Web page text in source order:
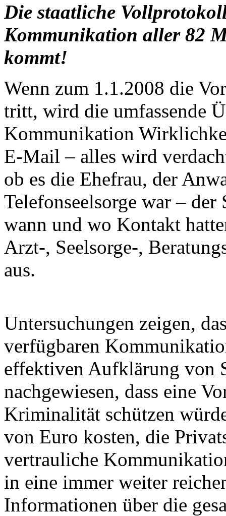
Die staatliche
Kommunikation aller 82
kommt!
Wenn zum 1.1.2008 die
tritt, wird die umfassende
Kommunikation
E-Mail – alles wird
ob es die Ehefrau, der
Telefonseelsorge war –
wann und wo Kontakt
Arzt-, Seelsorge-,
aus.
Untersuchungen zeigen,
verfügbaren
effektiven Aufklärung von
nachgewiesen, dass eine
Kriminalität schützen
von Euro kosten, die
vertrauliche
in eine immer weiter
Informationen über die